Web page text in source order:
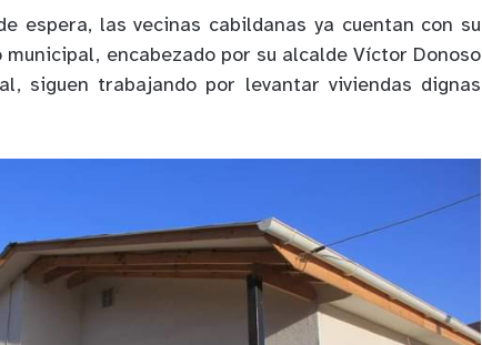
espera, las vecinas cabildanas ya cuentan con su
municipal, encabezado por su alcalde Víctor Donoso
siguen trabajando por levantar viviendas dignas